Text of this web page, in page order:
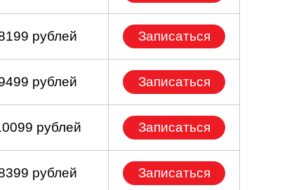
рублей Записаться
рублей Записаться
рублей Записаться
рублей Записаться